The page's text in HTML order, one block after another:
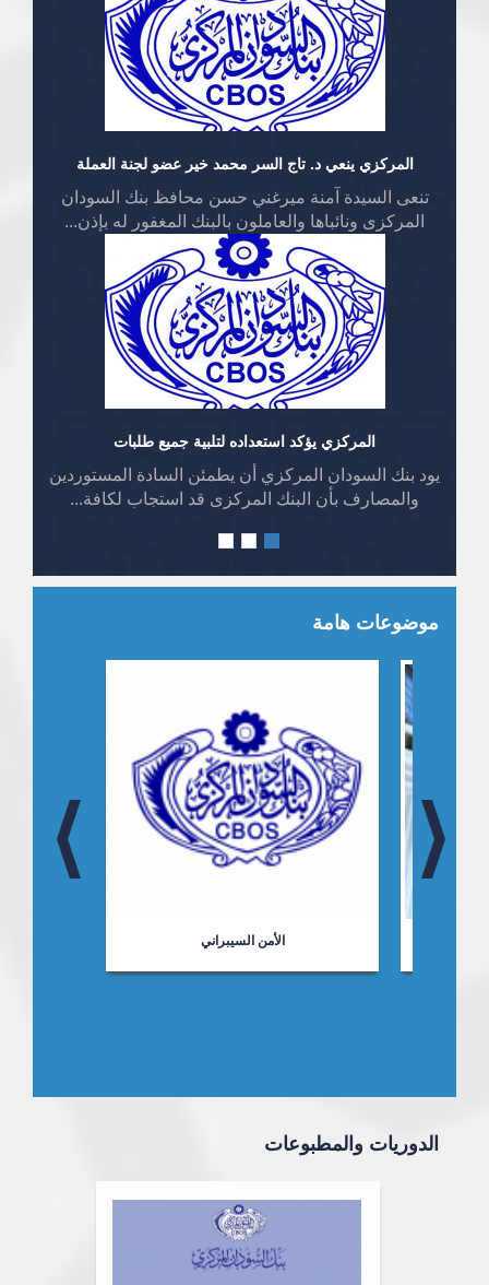
المركزي ينعي د. تاج السر محمد خير عضو لجنة العملة
تنعى السيدة آمنة ميرغني حسن محافظ بنك السودان
المركزى ونائباها والعاملون بالبنك المغفور له بإذن...
المركزي يؤكد استعداده لتلبية جميع طلبات
يود بنك السودان المركزي أن يطمئن السادة المستوردين
والمصارف بأن البنك المركزى قد استجاب لكافة...
موضوعات هامة
الأمن السيبراني
الدوريات والمطبوعات